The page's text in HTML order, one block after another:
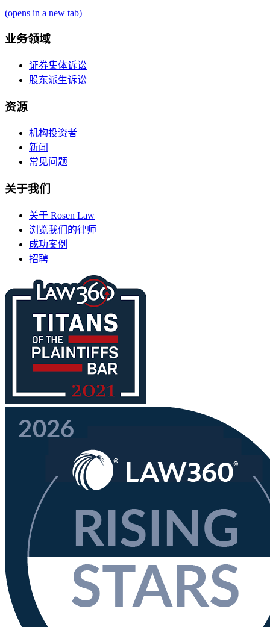
(opens in a new tab)
业务领域
证券集体诉讼
股东派生诉讼
资源
机构投资者
新闻
常见问题
关于我们
关于 Rosen Law
浏览我们的律师
成功案例
招聘